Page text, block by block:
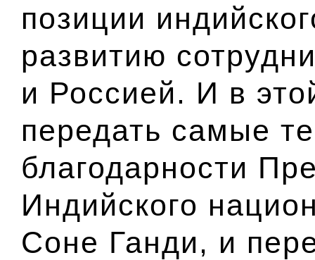
позиции
развитию
и Россией. И в
передать самые
благодарности
Индийского
Соне Ганди, и